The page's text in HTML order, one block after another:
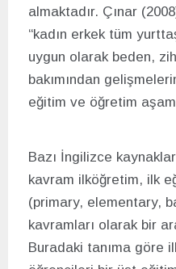
almaktadır. Çınar
“kadın erkek tüm
uygun olarak beden,
bakımından
eğitim ve öğretim
Bazı İngilizce
kavram ilköğretim, ilk
(primary, elementary,
kavramları olarak bir
Buradaki tanıma göre